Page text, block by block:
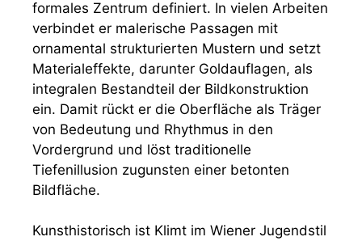
formales Zentrum definiert. In vielen Arbeiten
verbindet er malerische Passagen mit
ornamental strukturierten Mustern und setzt
Materialeffekte, darunter Goldauflagen, als
integralen Bestandteil der Bildkonstruktion
ein. Damit rückt er die Oberfläche als Träger
von Bedeutung und Rhythmus in den
Vordergrund und löst traditionelle
Tiefenillusion zugunsten einer betonten
Bildfläche.
Kunsthistorisch ist Klimt im Wiener Jugendstil